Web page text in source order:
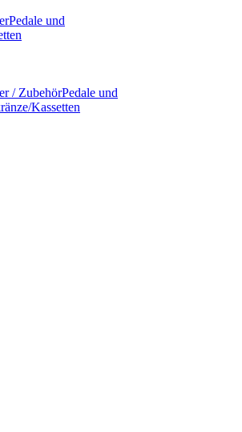
Pedale und
/ ZubehörPedale und
Kassetten